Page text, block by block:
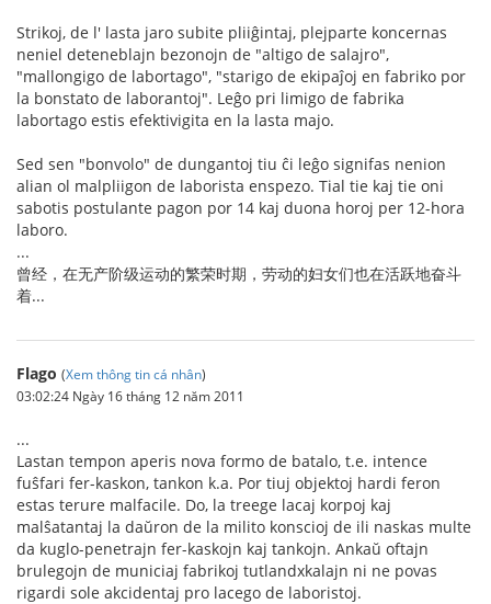
Strikoj, de l' lasta jaro subite pliiĝintaj, plejparte koncernas
neniel deteneblajn bezonojn de "altigo de salajro",
"mallongigo de labortago", "starigo de ekipaĵoj en fabriko por
la bonstato de laborantoj". Leĝo pri limigo de fabrika
labortago estis efektivigita en la lasta majo.
Sed sen "bonvolo" de dungantoj tiu ĉi leĝo signifas nenion
alian ol malpliigon de laborista enspezo. Tial tie kaj tie oni
sabotis postulante pagon por 14 kaj duona horoj per 12-hora
laboro.
...
曾经，在无产阶级运动的繁荣时期，劳动的妇女们也在活跃地奋斗
着...
Flago (Xem thông tin cá nhân)
03:02:24 Ngày 16 tháng 12 năm 2011
...
Lastan tempon aperis nova formo de batalo, t.e. intence
fuŝfari fer-kaskon, tankon k.a. Por tiuj objektoj hardi feron
estas terure malfacile. Do, la treege lacaj korpoj kaj
malŝatantaj la daŭron de la milito konscioj de ili naskas multe
da kuglo-penetrajn fer-kaskojn kaj tankojn. Ankaŭ oftajn
brulegojn de municiaj fabrikoj tutlandxkalajn ni ne povas
rigardi sole akcidentaj pro lacego de laboristoj.